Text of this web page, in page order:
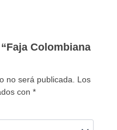
Colombiana
no será publicada.
Los
con *